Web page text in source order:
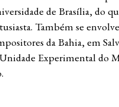
de Brasília, do
Também se
da Bahia, em
Experimental do